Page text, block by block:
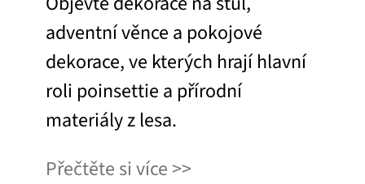
adventní věnce a pokojové
dekorace, ve kterých hrají hlavní
roli poinsettie a přírodní
materiály z lesa.
Přečtěte si více